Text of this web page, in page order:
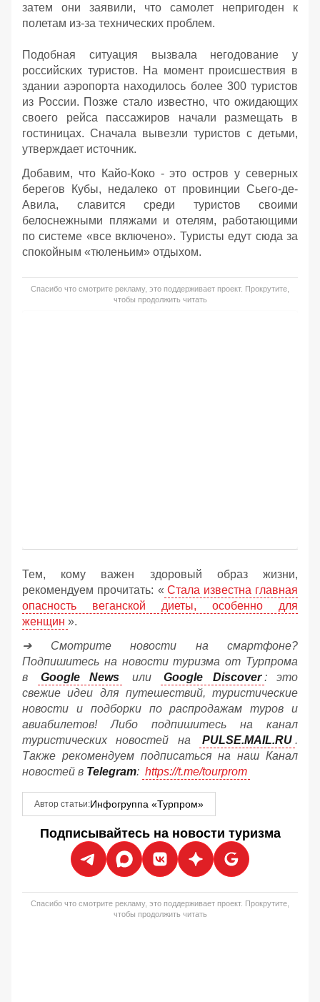
затем они заявили, что самолет непригоден к
полетам из-за технических проблем.
Подобная ситуация вызвала негодование у
российских туристов. На момент происшествия в
здании аэропорта находилось более 300 туристов
из России. Позже стало известно, что ожидающих
своего рейса пассажиров начали размещать в
гостиницах. Сначала вывезли туристов с детьми,
утверждает источник.
Добавим, что Кайо-Коко - это остров у северных
берегов Кубы, недалеко от провинции Сьего-де-
Авила, славится среди туристов своими
белоснежными пляжами и отелям, работающими
по системе «все включено». Туристы едут сюда за
спокойным «тюленьим» отдыхом.
Спасибо что смотрите рекламу, это поддерживает проект. Прокрутите,
чтобы продолжить читать
Тем, кому важен здоровый образ жизни,
рекомендуем прочитать: « Стала известна главная
опасность веганской диеты, особенно для
женщин ».
➔ Смотрите новости на смартфоне?
Подпишитесь на новости туризма от Турпрома
в
Google News или Google Discover : это
свежие идеи для путешествий, туристические
новости и подборки по распродажам туров и
авиабилетов! Либо подпишитесь на канал
туристических новостей на
PULSE.MAIL.RU .
Также рекомендуем подписаться на наш Канал
новостей в Telegram: https://t.me/tourprom
Автор статьи:Инфогруппа «Турпром»
Подписывайтесь на новости туризма
Спасибо что смотрите рекламу, это поддерживает проект. Прокрутите,
чтобы продолжить читать